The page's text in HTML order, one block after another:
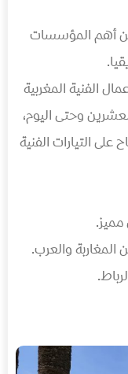
أهم المؤسسات
الفنية المغربية
وحتى اليوم،
على التيارات الفنية
والعرب.